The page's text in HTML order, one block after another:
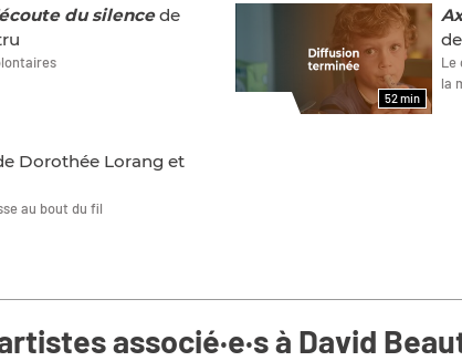
du silencede
52 min
Le
la
Dorothée Lorang et
au bout du fil
associé·e·s à David